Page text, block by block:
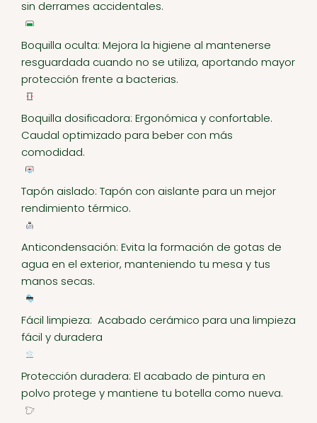
sin derrames accidentales.
Boquilla oculta: Mejora la higiene al mantenerse
resguardada cuando no se utiliza, aportando mayor
protección frente a bacterias.
Boquilla dosificadora: Ergonómica y confortable.
Caudal optimizado para beber con más
comodidad.
Tapón aislado: Tapón con aislante para un mejor
rendimiento térmico.
Anticondensación: Evita la formación de gotas de
agua en el exterior, manteniendo tu mesa y tus
manos secas.
Fácil limpieza: Acabado cerámico para una limpieza
fácil y duradera
Protección duradera: El acabado de pintura en
polvo protege y mantiene tu botella como nueva.